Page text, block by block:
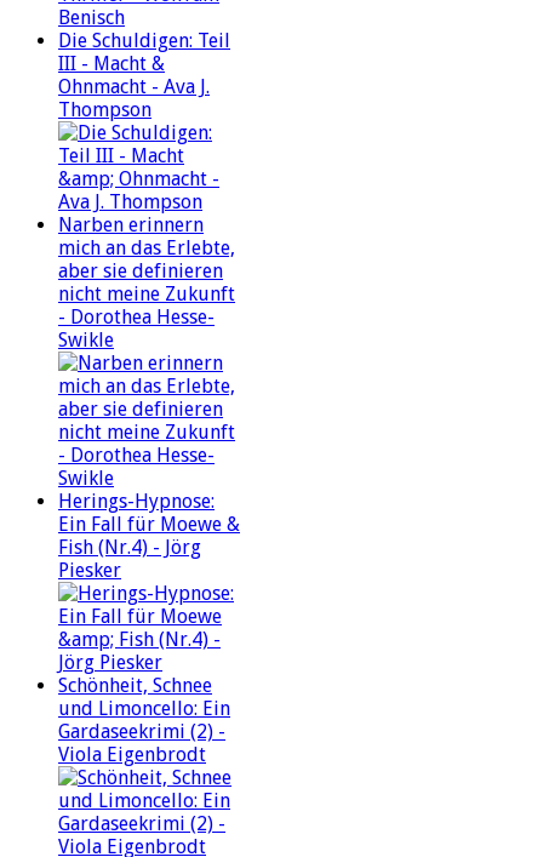
Die Schuldigen: Teil
III - Macht &
Ohnmacht - Ava J.
Thompson
Narben erinnern
mich an das Erlebte,
aber sie definieren
nicht meine Zukunft
- Dorothea Hesse-
Swikle
Herings-Hypnose:
Ein Fall für Moewe &
Fish (Nr.4) - Jörg
Piesker
Schönheit, Schnee
und Limoncello: Ein
Gardaseekrimi (2) -
Viola Eigenbrodt